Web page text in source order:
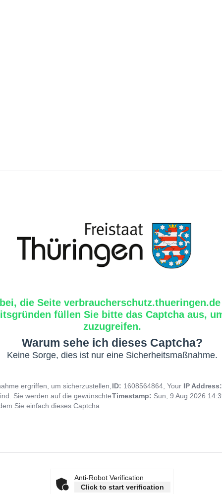
die Seite
füllen Sie bitte das Captcha aus,
zuzugreifen.
Warum sehe ich dieses Captcha?
Keine Sorge, dies ist nur eine Sicherheitsmaßnahme.
ergriffen, um sicherzustellen,
Sie werden auf die gewünschte
Sie einfach dieses Captcha
ID: 1608564864, Your IP
Timestamp: Sun, 9 Aug 2026
Anti-Robot Verification
Click to start verification